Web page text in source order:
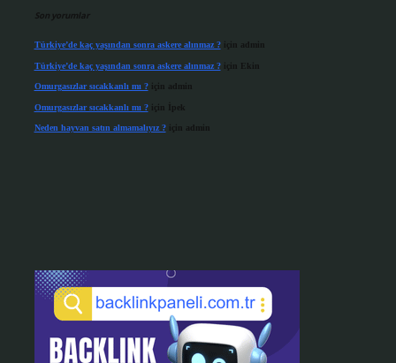
Son yorumlar
Türkiye’de kaç yaşından sonra askere alınmaz ?için admin
Türkiye’de kaç yaşından sonra askere alınmaz ?için Ekin
Omurgasızlar sıcakkanlı mı ?için admin
Omurgasızlar sıcakkanlı mı ?için İpek
Neden hayvan satın almamalıyız ?için admin